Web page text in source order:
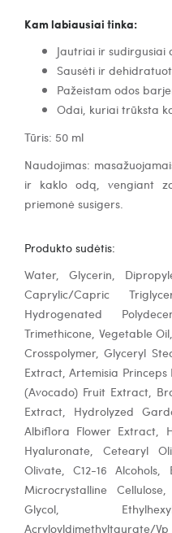
Kam labiausiai tinka:
Jautriai ir sudirgusiai
Sausėti ir
Pažeistam odos
Odai, kuriai trūksta
Tūris: 50 ml
Naudojimas:
ir kaklo odą, vengiant
priemonė susigers.
Produkto sudėtis:
Water, Glycerin,
Caprylic/Capric
Hydrogenated
Trimethicone, Vegetable
Crosspolymer, Glyceryl
Extract, Artemisia
(Avocado) Fruit Extract,
Extract, Hydrolyzed
Albiflora Flower Extract,
Hyaluronate, Cetearyl
Olivate, C12-16 Alcohols,
Microcrystalline
Glycol,
Acryloyldimethyltaurate/